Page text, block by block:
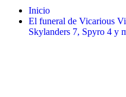
Inicio
El funeral de Vicarious
Skylanders 7, Spyro 4 y